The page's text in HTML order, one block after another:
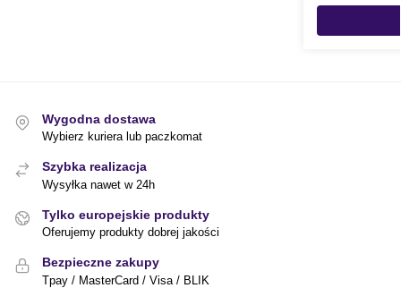
Wygodna dostawa
Wybierz kuriera lub paczkomat
Szybka realizacja
Wysyłka nawet w 24h
Tylko europejskie produkty
Oferujemy produkty dobrej jakości
Bezpieczne zakupy
Tpay / MasterCard / Visa / BLIK